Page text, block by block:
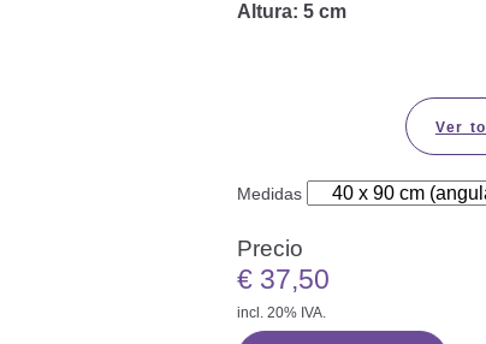
Altura: 5 cm
Ver
Medidas
Precio
€ 37,50
incl. 20% IVA.